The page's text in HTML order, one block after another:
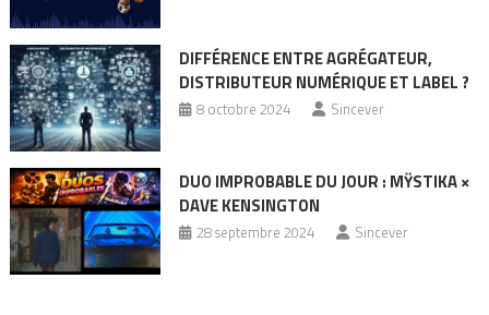
DIFFÉRENCE ENTRE AGRÉGATEUR,
DISTRIBUTEUR NUMÉRIQUE ET LABEL ?
8 octobre 2024 Sincever
DUO IMPROBABLE DU JOUR : MŸSTIKA ×
DAVE KENSINGTON
28 septembre 2024 Sincever